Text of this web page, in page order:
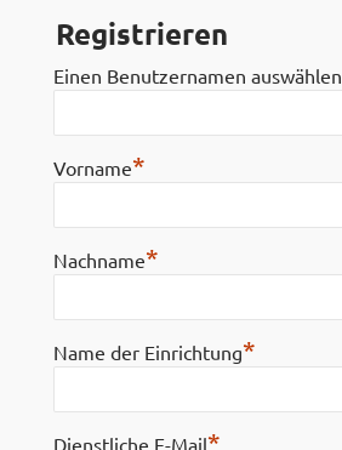
Registrieren
Einen Benutzernamen auswählen
Vorname*
Nachname*
Name der Einrichtung*
Dienstliche E-Mail*